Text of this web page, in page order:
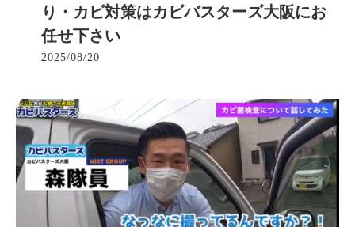
り・カビ対策はカビバスターズ大阪にお
任せ下さい
2025/08/20